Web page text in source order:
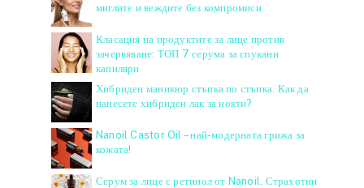
миглите и веждите без компромиси
Класация на продуктите за лице против
зачервяване: ТОП 7 серума за спукани
капиляри
Хибриден маникюр стъпка по стъпка. Как да
нанесете хибриден лак за нокти?
Nanoil Castor Oil – най-модерната грижа за
кожата!
Серум за лице с ретинол от Nanoil. Страхотни